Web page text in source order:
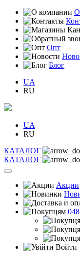
О
Опт
Блог
UA
RU
UA
RU
КАТАЛОГ
КАТАЛОГ
Акции
Войти